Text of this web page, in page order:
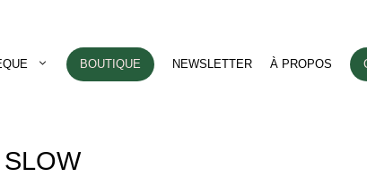
BOUTIQUE NEWSLETTER À PROPOS
SLOW